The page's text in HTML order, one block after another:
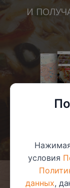
И
условия
данных,